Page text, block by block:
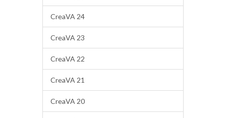
CreaVA 24
CreaVA 23
CreaVA 22
CreaVA 21
CreaVA 20